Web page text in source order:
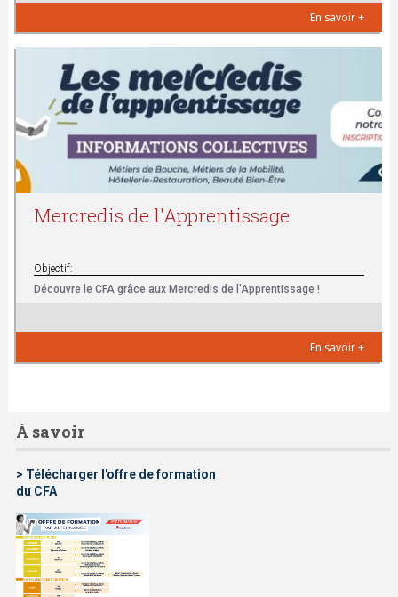
En savoir +
Mercredis de l'Apprentissage
Objectif:
Découvre le CFA grâce aux Mercredis de l'Apprentissage !
En savoir +
À savoir
> Télécharger l'offre de formation
du CFA